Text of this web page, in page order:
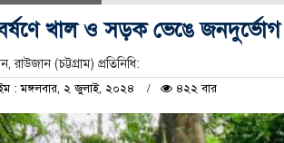
খাল ও সড়ক ভেঙে
রাউজান (চট্টগ্রাম) প্রতিনিধি:
: মঙ্গলবার, ২ জুলাই, ২০২৪ ৪২২ বার